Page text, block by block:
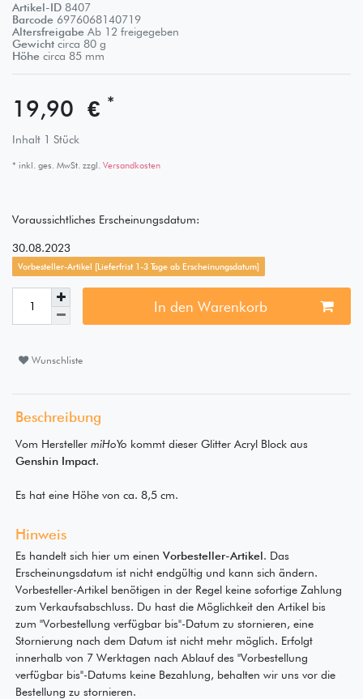
Artikel-ID 8407
Barcode 6976068140719
Altersfreigabe Ab 12 freigegeben
Gewicht circa 80 g
Höhe circa 85 mm
19,90 € *
Inhalt 1 Stück
* inkl. ges. MwSt. zzgl. Versandkosten
Voraussichtliches Erscheinungsdatum:
30.08.2023
Vorbesteller-Artikel [Lieferfrist 1-3 Tage ab Erscheinungsdatum]
In den Warenkorb
Wunschliste
Beschreibung
Vom Hersteller miHoYo kommt dieser Glitter Acryl Block aus
Genshin Impact.
Es hat eine Höhe von ca. 8,5 cm.
Hinweis
Es handelt sich hier um einen Vorbesteller-Artikel. Das
Erscheinungsdatum ist nicht endgültig und kann sich ändern.
Vorbesteller-Artikel benötigen in der Regel keine sofortige Zahlung
zum Verkaufsabschluss. Du hast die Möglichkeit den Artikel bis
zum "Vorbestellung verfügbar bis"-Datum zu stornieren, eine
Stornierung nach dem Datum ist nicht mehr möglich. Erfolgt
innerhalb von 7 Werktagen nach Ablauf des "Vorbestellung
verfügbar bis"-Datums keine Bezahlung, behalten wir uns vor die
Bestellung zu stornieren.